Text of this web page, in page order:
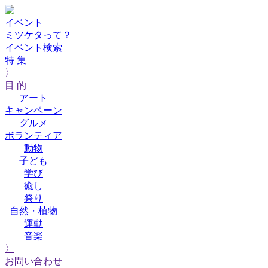
イベント
ミツケタって？
イベント検索
特 集
〉
目 的
アート
キャンペーン
グルメ
ボランティア
動物
子ども
学び
癒し
祭り
自然・植物
運動
音楽
〉
お問い合わせ